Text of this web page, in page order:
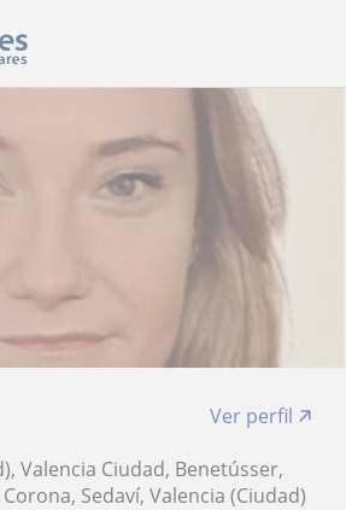
Ver perfil
Valencia Ciudad, Benetússer,
Sedaví, Valencia (Ciudad)